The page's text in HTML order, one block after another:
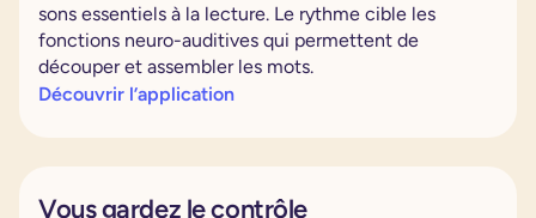
sons essentiels à la lecture. Le rythme cible les
fonctions neuro-auditives qui permettent de
découper et assembler les mots.
Découvrir l’application
Vous gardez le contrôle